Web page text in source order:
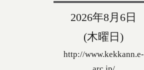
2026年8月6日
(木曜日)
http://www.kekkann.e-